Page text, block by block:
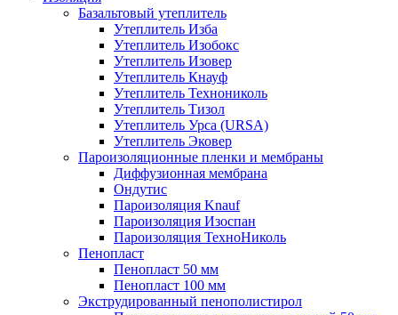
Базальтовый утеплитель
Утеплитель Изба
Утеплитель Изобокс
Утеплитель Изовер
Утеплитель Кнауф
Утеплитель Технониколь
Утеплитель Тизол
Утеплитель Урса (URSA)
Утеплитель Эковер
Пароизоляционные пленки и мембраны
Диффузионная мембрана
Ондутис
Пароизоляция Knauf
Пароизоляция Изоспан
Пароизоляция ТехноНиколь
Пенопласт
Пенопласт 50 мм
Пенопласт 100 мм
Экструдированный пенополистирол